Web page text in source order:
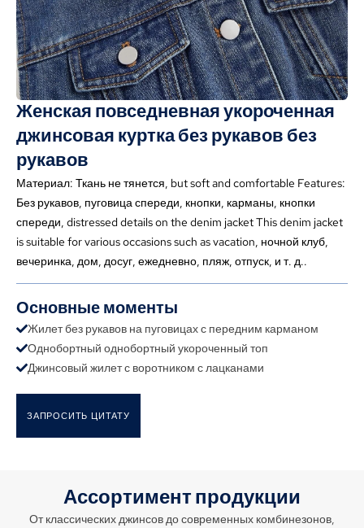
Женская повседневная укороченная
джинсовая куртка без рукавов без
рукавов
Материал: Ткань не тянется, but soft and comfortable Features:
Без рукавов, пуговица спереди, кнопки, карманы, кнопки
спереди, distressed details on the denim jacket This denim jacket
is suitable for various occasions such as vacation, ночной клуб,
вечеринка, дом, досуг, ежедневно, пляж, отпуск, и т. д..
Основные моменты
Жилет без рукавов на пуговицах с передним карманом
Однобортный однобортный укороченный топ
Джинсовый жилет с воротником с лацканами
ЗАПРОСИТЬ ЦИТАТУ
Ассортимент продукции
От классических джинсов до современных комбинезонов,